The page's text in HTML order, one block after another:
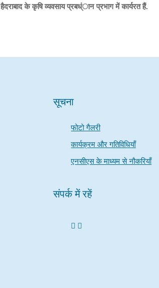
हैदराबाद के कृषि व्यवसाय प्रबध्ंान प्रभाग में कार्यरत हैं.
सूचना
फोटो गैलरी
कार्यक्रम और गतिविधियाँ
एनसीएस के माध्यम से नौकरियाँ
संपर्क में रहें